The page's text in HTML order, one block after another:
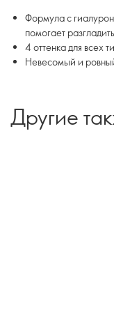
Формула с
помогает
4 оттенка для всех
Невесомый и
Другие